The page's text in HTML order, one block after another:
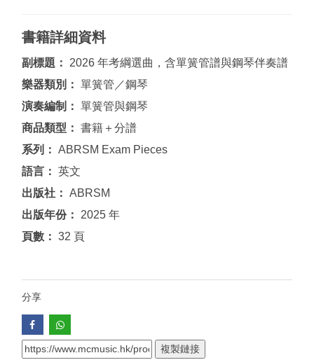
書籍詳細資料
副標題：
2026 年考綱選曲，含單簧管譜與鋼琴伴奏譜
樂器類別： 單簧管／鋼琴
演奏編制： 單簧管與鋼琴
商品類型： 書籍＋分譜
系列： ABRSM Exam Pieces
語言： 英文
出版社： ABRSM
出版年份：
2025 年
頁數： 32 頁
分享
複製鏈接